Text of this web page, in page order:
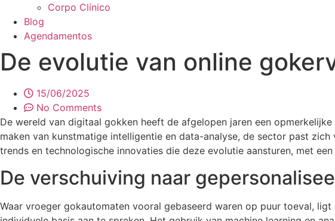
Corpo Clínico
Blog
Agendamentos
De evolutie van online
15/06/2025
No Comments
De wereld van digitaal gokken heeft de afgelopen jaren een
maken van kunstmatige intelligentie en data-analyse, de sector past
trends en technologische innovaties die deze evolutie aansturen, met
De verschuiving naar
Waar vroeger gokautomaten vooral gebaseerd waren op puur toeval,